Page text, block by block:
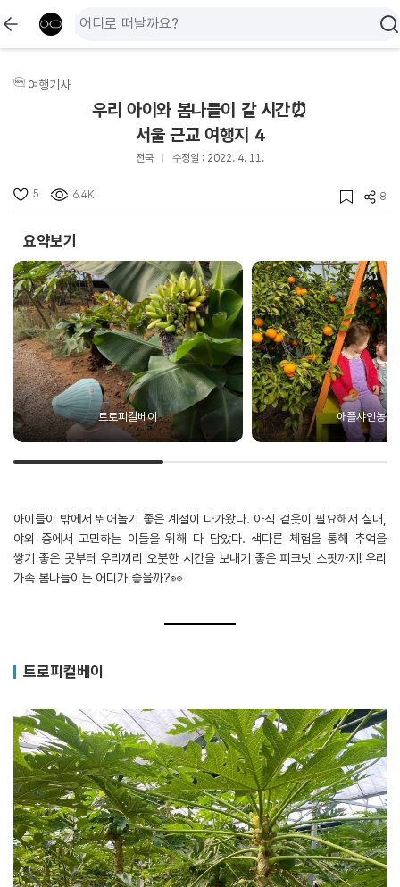
여행기사
우리 아이와 봄나들이 갈 시간⏰
서울 근교 여행지 4
전국 수정일 : 2022. 4. 11.
5 6.4K 8
요약보기
트로피컬베이 애플샤인농원
아이들이 밖에서 뛰어놀기 좋은 계절이 다가왔다. 아직 겉옷이 필요해서 실내,
야외 중에서 고민하는 이들을 위해 다 담았다. 색다른 체험을 통해 추억을
쌓기 좋은 곳부터 우리끼리 오붓한 시간을 보내기 좋은 피크닛 스팟까지! 우리
가족 봄나들이는 어디가 좋을까?👀
트로피컬베이